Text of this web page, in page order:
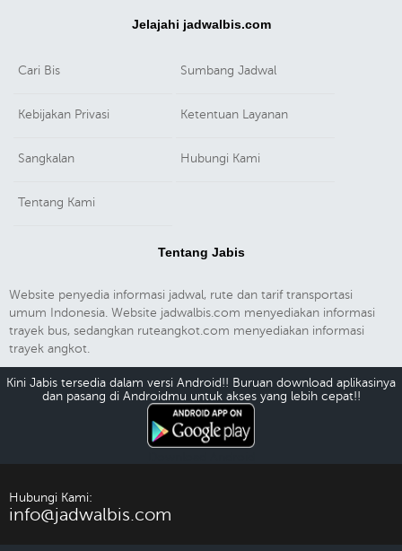
Jelajahi jadwalbis.com
Cari Bis Sumbang Jadwal
Kebijakan Privasi Ketentuan Layanan
Sangkalan Hubungi Kami
Tentang Kami
Tentang Jabis
Website penyedia informasi jadwal, rute dan tarif transportasi
umum Indonesia. Website jadwalbis.com menyediakan informasi
trayek bus, sedangkan ruteangkot.com menyediakan informasi
trayek angkot.
Kini Jabis tersedia dalam versi Android!! Buruan download aplikasinya
dan pasang di Androidmu untuk akses yang lebih cepat!!
Hubungi Kami:
info@jadwalbis.com